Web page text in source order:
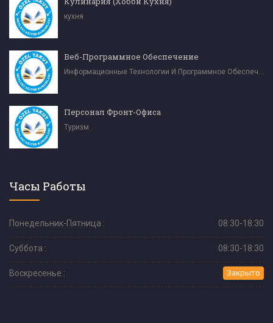
кухня
Веб-Программное Обеспечение
Информационные Технологии И Программное Обеспечение
Персонал Фронт-Офиса
Туризм
Часы Работы
Понедельник-Пятница : 08:30-18:30
Суббота : 08:30-18:30
Воскресенье : Закрыто